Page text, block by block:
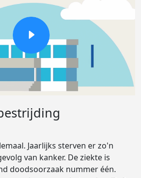
Jaarlijks sterven er zo'n
van kanker. De ziekte is
doodsoorzaak nummer één.